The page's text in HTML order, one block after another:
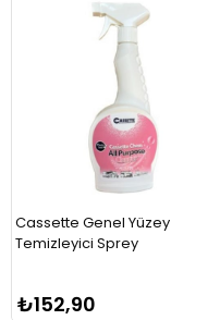
Cassette Genel Yüzey
Temizleyici Sprey
₺152,90